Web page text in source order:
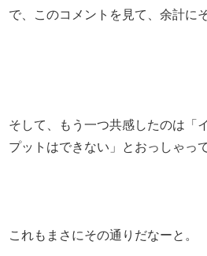
で、このコメントを見て、余計に
そして、もう一つ共感したのは「
プットはできない」とおっしゃっ
これもまさにその通りだなーと。